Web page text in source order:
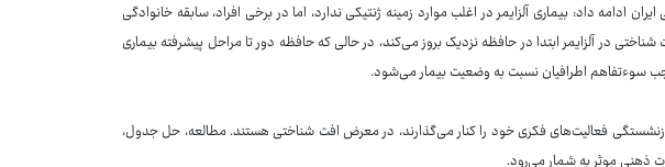
ادامه داد: بیماری آلزایمر در اغلب موارد زمینه ژنتیکی ندارد، اما در برخی افراد، سابقه خانوادگی
شناختی در آلزایمر ابتدا در حافظه نزدیک بروز می‌کند، در حالی که حافظه دور تا مراحل پیشرفته بیماری
اطرافیان نسبت به وضعیت بیمار می‌شود.
فعالیت‌های فکری خود را کنار می‌گذارند، در معرض افت شناختی هستند. مطالعه، حل جدول،